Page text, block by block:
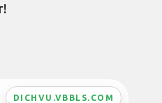
DICHVU.VBBLS.COM